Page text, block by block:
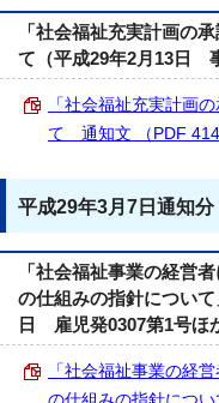
「社会福祉充実計画の
て（平成29年2月13日
「社会福祉充実計画
て 通知文 （PDF
平成29年3月7日通知分
「社会福祉事業の経営
の仕組みの指針につい
日 雇児発0307第1号ほ
「社会福祉事業の経